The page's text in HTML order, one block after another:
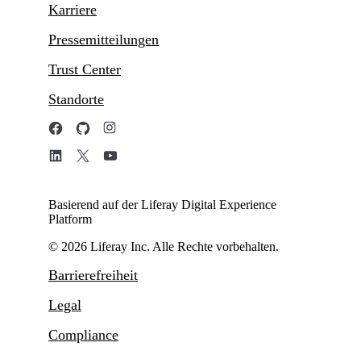
Karriere
Pressemitteilungen
Trust Center
Standorte
Basierend auf der Liferay Digital Experience
Platform
© 2026 Liferay Inc. Alle Rechte vorbehalten.
Barrierefreiheit
Legal
Compliance